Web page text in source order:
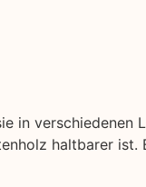
in verschiedenen
haltbarer ist.